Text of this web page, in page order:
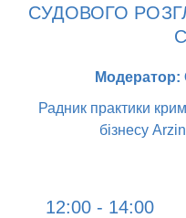
СУДОВОГО
Модератор:
Радник практики
бізнесу
12:00 - 14:00